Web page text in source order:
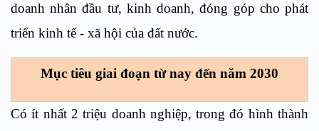
doanh nhân đầu tư, kinh doanh, đóng góp cho phát
triển kinh tế - xã hội của đất nước.
Mục tiêu giai đoạn từ nay đến năm 2030
Có ít nhất 2 triệu doanh nghiệp, trong đó hình thành